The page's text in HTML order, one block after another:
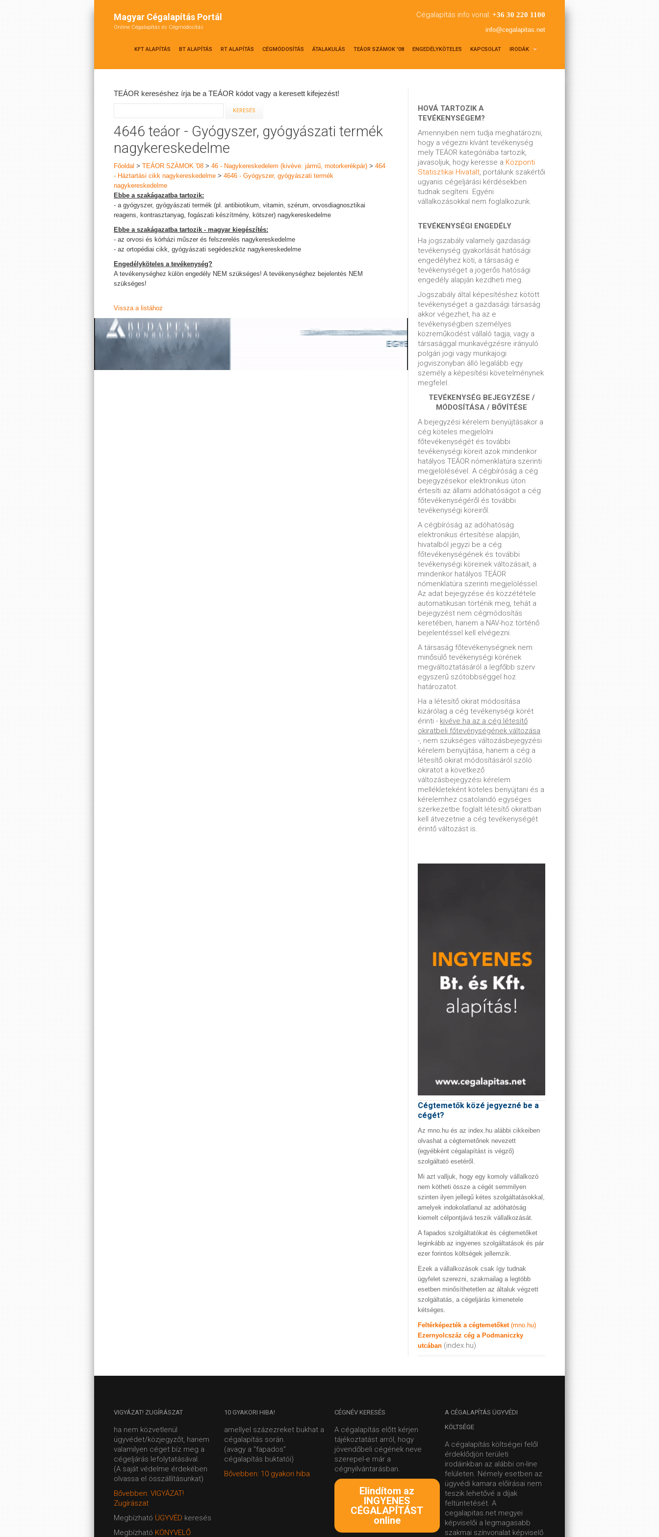
Magyar Cégalapítás Portál
Online Cégalapítás és Cégmódosítás
Cégalapítás info vonal: +36 30 220 1100
info@cegalapitas.net
KFT ALAPÍTÁS BT ALAPÍTÁS RT ALAPÍTÁS CÉGMÓDOSÍTÁS ÁTALAKULÁS TEÁOR SZÁMOK '08 ENGEDÉLYKÖTELES KAPCSOLAT IRODÁK
TEÁOR kereséshez írja be a TEÁOR kódot vagy a keresett kifejezést!
4646 teáor - Gyógyszer, gyógyászati termék
nagykereskedelme
Főoldal > TEÁOR SZÁMOK '08 > 46 - Nagykereskedelem (kivéve: jármű, motorkerékpár) > 464
- Háztartási cikk nagykereskedelme > 4646 - Gyógyszer, gyógyászati termék
nagykereskedelme
Ebbe a szakágazatba tartozik:
- a gyógyszer, gyógyászati termék (pl. antibiotikum, vitamin, szérum, orvosdiagnosztikai
reagens, kontrasztanyag, fogászati készítmény, kötszer) nagykereskedelme
Ebbe a szakágazatba tartozik - magyar kiegészítés:
- az orvosi és kórházi műszer és felszerelés nagykereskedelme
- az ortopédiai cikk, gyógyászati segédeszköz nagykereskedelme
Engedélyköteles a tevékenység?
A tevékenységhez külön engedély NEM szükséges! A tevékenységhez bejelentés NEM
szükséges!
Vissza a listához
HOVÁ TARTOZIK A
TEVÉKENYSÉGEM?
Amennyiben nem tudja meghatározni,
hogy a végezni kívánt tevékenység
mely TEÁOR kategóriába tartozik,
javasoljuk, hogy keresse a Központi
Statisztikai Hivatalt, portálunk szakértői
ugyanis cégeljárási kérdésekben
tudnak segíteni. Egyéni
vállalkozásokkal nem foglalkozunk.
TEVÉKENYSÉGI ENGEDÉLY
Ha jogszabály valamely gazdasági
tevékenység gyakorlását hatósági
engedélyhez köti, a társaság e
tevékenységet a jogerős hatósági
engedély alapján kezdheti meg.
Jogszabály által képesítéshez kötött
tevékenységet a gazdasági társaság
akkor végezhet, ha az e
tevékenységben személyes
közreműködést vállaló tagja, vagy a
társasággal munkavégzésre irányuló
polgári jogi vagy munkajogi
jogviszonyban álló legalább egy
személy a képesítési követelménynek
megfelel.
TEVÉKENYSÉG BEJEGYZÉSE /
MÓDOSÍTÁSA / BŐVÍTÉSE
A bejegyzési kérelem benyújtásakor a
cég köteles megjelölni
főtevékenységét és további
tevékenységi köreit azok mindenkor
hatályos TEÁOR nómenklatúra szerinti
megjelölésével. A cégbíróság a cég
bejegyzésekor elektronikus úton
értesíti az állami adóhatóságot a cég
főtevékenységéről és további
tevékenységi köreiről.
A cégbíróság az adóhatóság
elektronikus értesítése alapján,
hivatalból jegyzi be a cég
főtevékenységének és további
tevékenységi köreinek változásait, a
mindenkor hatályos TEÁOR
nómenklatúra szerinti megjelöléssel.
Az adat bejegyzése és közzététele
automatikusan történik meg, tehát a
bejegyzést nem cégmódosítás
keretében, hanem a NAV-hoz történő
bejelentéssel kell elvégezni.
A társaság főtevékenységnek nem
minősülő tevékenységi körének
megváltoztatásáról a legfőbb szerv
egyszerű szótöbbséggel hoz
határozatot.
Ha a létesítő okirat módosítása
kizárólag a cég tevékenységi körét
érinti - kivéve ha az a cég létesítő
okiratbeli főtevénységének változása
-, nem szükséges változásbejegyzési
kérelem benyújtása, hanem a cég a
létesítő okirat módosításáról szóló
okiratot a következő
változásbejegyzési kérelem
mellékleteként köteles benyújtani és a
kérelemhez csatolandó egységes
szerkezetbe foglalt létesítő okiratban
kell átvezetnie a cég tevékenységét
érintő változást is.
Cégtemetők közé jegyezné be a
cégét?
Az mno.hu és az index.hu alábbi cikkeiben
olvashat a cégtemetőnek nevezett
(egyébként cégalapítást is végző)
szolgáltató esetéről.
Mi azt valljuk, hogy egy komoly vállalkozó
nem kötheti össze a cégét semmilyen
szinten ilyen jellegű kétes szolgáltatásokkal,
amelyek indokolatlanul az adóhatóság
kiemelt célpontjává teszik vállalkozását.
A fapados szolgáltatókat és cégtemetőket
leginkább az ingyenes szolgáltatások és pár
ezer forintos költségek jellemzik.
Ezek a vállalkozások csak így tudnak
ügyfelet szerezni, szakmailag a legtöbb
esetben minősíthetetlen az általuk végzett
szolgáltatás, a cégeljárás kimenetele
kétséges.
Feltérképezték a cégtemetőket (mno.hu)
Ezernyolcszáz cég a Podmaniczky
utcában (index.hu)
VIGYÁZAT! ZUGÍRÁSZAT
ha nem közvetlenül
ügyvédet/közjegyzőt, hanem
valamilyen céget bíz meg a
cégeljárás lefolytatásával.
(A saját védelme érdekében
olvassa el összállításunkat)
Bővebben: VIGYÁZAT!
Zugírászat
Megbízható ÜGYVÉD keresés
Megbízható KÖNYVELŐ
10 GYAKORI HIBA!
amellyel százezreket bukhat a
cégalapítás során.
(avagy a "fapados"
cégalapítás buktatói)
Bővebben: 10 gyakori hiba
CÉGNÉV KERESÉS
A cégalapítás előtt kérjen
tájékoztatást arról, hogy
jövendőbeli cégének neve
szerepel-e már a
cégnyilvántarásban.
Elindítom az
INGYENES
CÉGALAPÍTÁST
online
A CÉGALAPÍTÁS ÜGYVÉDI
KÖLTSÉGE
A cégalapítás költségei felől
érdeklődjön területi
irodáinkban az alábbi on-line
felületen. Némely esetben az
ügyvédi kamara előírásai nem
teszik lehetővé a díjak
feltüntetését. A
cegalapitas.net megyei
képviselői a legmagasabb
szakmai színvonalat képviselő